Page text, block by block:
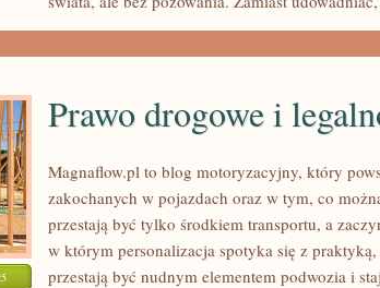
CHORWACJA
Prawo drogowe i
Magnaflow.pl to blog motoryzacyjny, który
zakochanych w pojazdach oraz w tym, co
przestają być tylko środkiem transportu, a
w którym personalizacja spotyka się z
przestają być nudnym elementem podwozia i